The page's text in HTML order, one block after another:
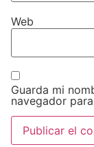
Web
Guarda mi
navegador